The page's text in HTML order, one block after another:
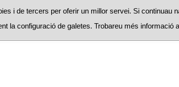
PROMOCIONS
RESTAURANTS
i de tercers per oferir un millor servei. Si continuau
la configuració de galetes. Trobareu més informació